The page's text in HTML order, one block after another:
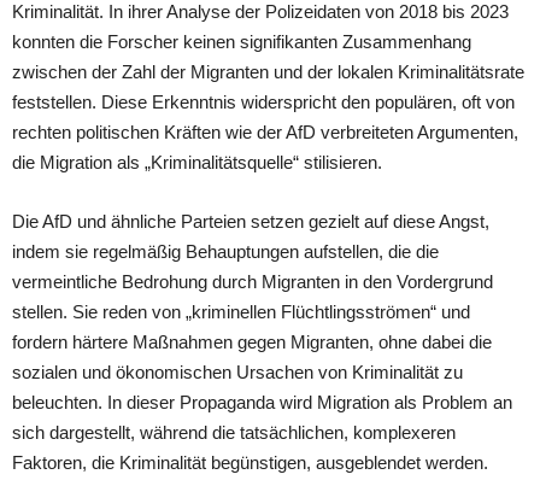
Kriminalität. In ihrer Analyse der Polizeidaten von 2018 bis 2023
konnten die Forscher keinen signifikanten Zusammenhang
zwischen der Zahl der Migranten und der lokalen Kriminalitätsrate
feststellen. Diese Erkenntnis widerspricht den populären, oft von
rechten politischen Kräften wie der AfD verbreiteten Argumenten,
die Migration als „Kriminalitätsquelle“ stilisieren.
Die AfD und ähnliche Parteien setzen gezielt auf diese Angst,
indem sie regelmäßig Behauptungen aufstellen, die die
vermeintliche Bedrohung durch Migranten in den Vordergrund
stellen. Sie reden von „kriminellen Flüchtlingsströmen“ und
fordern härtere Maßnahmen gegen Migranten, ohne dabei die
sozialen und ökonomischen Ursachen von Kriminalität zu
beleuchten. In dieser Propaganda wird Migration als Problem an
sich dargestellt, während die tatsächlichen, komplexeren
Faktoren, die Kriminalität begünstigen, ausgeblendet werden.